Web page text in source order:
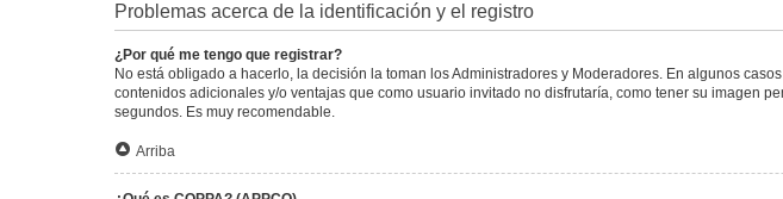
Problemas acerca de la identificación y el registro
¿Por qué me tengo que registrar?
No está obligado a hacerlo, la decisión la toman los Administradores y Moderadores. En algunos
contenidos adicionales y/o ventajas que como usuario invitado no disfrutaría, como tener su imagen
segundos. Es muy recomendable.
Arriba